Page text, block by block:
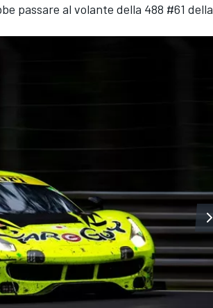
passare al volante della 488 #61 della